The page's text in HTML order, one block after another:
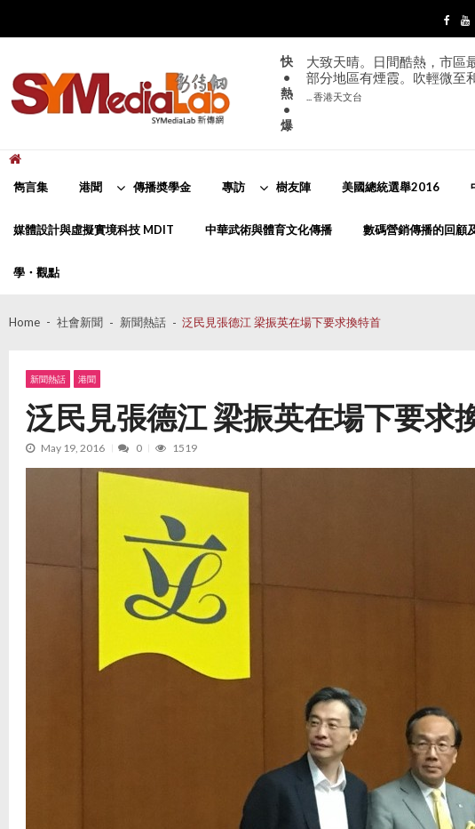
navigation
content
快
•
熱
•
爆
大致天晴。日間酷熱，市區
部分地區有煙霞。吹輕微至
... 香港天文台
雋言集 港聞 傳播奬學金 專訪 樹友陣 美國總統選舉2016
媒體設計與虛擬實境科技 MDIT 中華武術與體育文化傳播 數碼營銷傳播的回顧
學・觀點
Home 社會新聞 新聞熱話 泛民見張德江 梁振英在場下要求換特首
新聞熱話 港聞
泛民見張德江 梁振英在場下要求
May 19, 2016 0 1519